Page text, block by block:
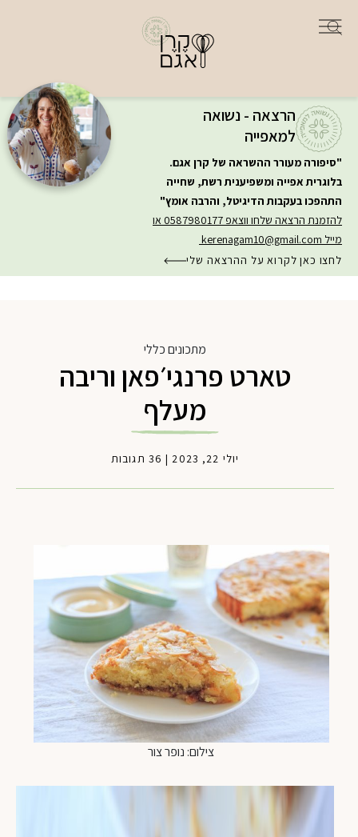
הרצאה - נשואה
למאפייה
"סיפורה מעורר ההשראה של קרן אגם.
בלוגרית אפייה ומשפיענית רשת, שחייה
התהפכו בעקבות הדיגיטל, והרבה אומץ"
להזמנת הרצאה שלחו ווצאפ 0587980177 או
מייל kerenagam10@gmail.com
לחצו כאן לקרוא על ההרצאה שלי
מתכונים כללי
טארט פרנגי׳פאן וריבה
מעלף
יולי 22, 2023 |36 תגובות
צילום: נופר צור